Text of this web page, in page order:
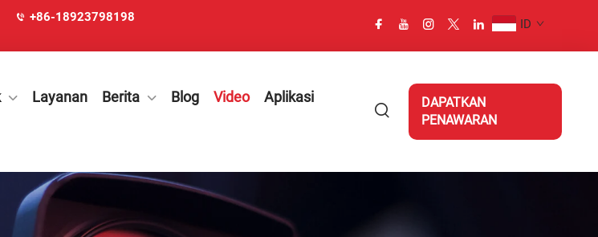
+86-18923798198
ID
Layanan Berita Blog Video
Aplikasi
DAPATKAN
PENAWARAN